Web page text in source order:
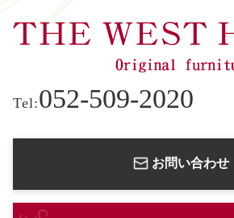
Tel:052-509-2020
お問い合わせ